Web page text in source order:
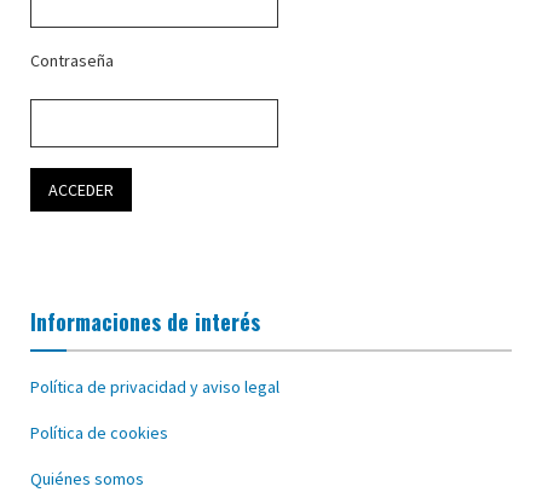
Contraseña
Informaciones de interés
Política de privacidad y aviso legal
Política de cookies
Quiénes somos